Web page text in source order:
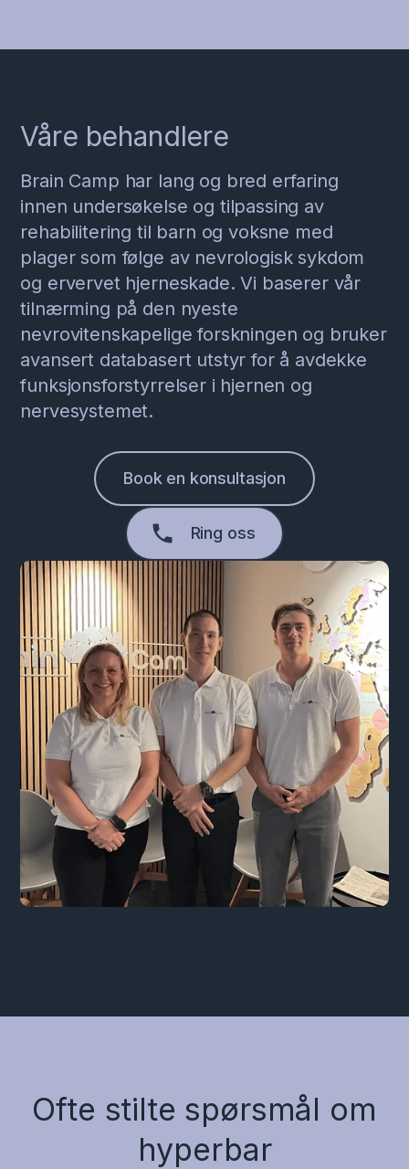
Våre behandlere
Brain Camp har lang og bred erfaring
innen undersøkelse og tilpassing av
rehabilitering til barn og voksne med
plager som følge av nevrologisk sykdom
og ervervet hjerneskade. Vi baserer vår
tilnærming på den nyeste
nevrovitenskapelige forskningen og bruker
avansert databasert utstyr for å avdekke
funksjonsforstyrrelser i hjernen og
nervesystemet.
Book en konsultasjon
Ring oss
Ofte stilte spørsmål om
hyperbar